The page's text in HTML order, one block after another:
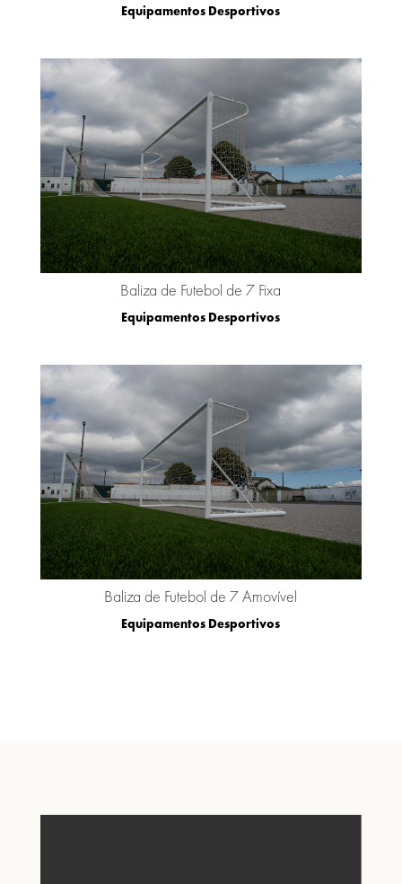
Equipamentos Desportivos
Baliza de Futebol de 7 Fixa
Equipamentos Desportivos
Baliza de Futebol de 7 Amovível
Equipamentos Desportivos